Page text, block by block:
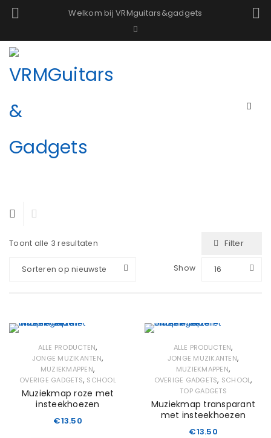
Welkom bij VRMguitars&gadgets
Toont alle 3 resultaten Filter
Sorteren op nieuwste Show 16
ALLE PRODUCTEN,
JONGE MUZIKANTEN,
MUZIEKMAPPEN,
OVERIGE GADGETS, SCHOOL
Muziekmap roze met
insteekhoezen
€13.50
ALLE PRODUCTEN,
JONGE MUZIKANTEN,
MUZIEKMAPPEN,
OVERIGE GADGETS, SCHOOL,
TOP GADGETS
Muziekmap transparant
met insteekhoezen
€13.50